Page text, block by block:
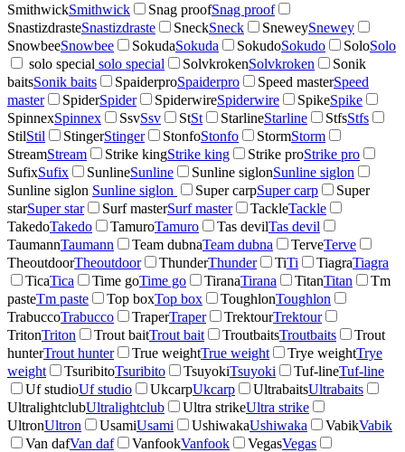
SmithwickSmithwick Snag proofSnag proof
SnastizdrasteSnastizdraste SneckSneck SneweySnewey
SnowbeeSnowbee SokudaSokuda SokudoSokudo SoloSolo
solo special solo special SolvkrokenSolvkroken
Sonik
baitsSonik baits SpaiderproSpaiderpro Speed masterSpeed
master
SpiderSpider SpiderwireSpiderwire SpikeSpike
SpinnexSpinnex SsvSsv StSt StarlineStarline StfsStfs
StilStil StingerStinger StonfoStonfo StormStorm
StreamStream Strike kingStrike king Strike proStrike pro
SufixSufix SunlineSunline Sunline siglonSunline siglon
Sunline siglon Sunline siglon Super carpSuper carp
Super
starSuper star Surf masterSurf master TackleTackle
TakedoTakedo TamuroTamuro Tas devilTas devil
TaumannTaumann Team dubnaTeam dubna TerveTerve
TheoutdoorTheoutdoor ThunderThunder TiTi TiagraTiagra
TicaTica Time goTime go TiranaTirana TitanTitan
Tm
pasteTm paste Top boxTop box ToughlonToughlon
TrabuccoTrabucco TraperTraper TrektourTrektour
TritonTriton Trout baitTrout bait TroutbaitsTroutbaits
Trout
hunterTrout hunter True weightTrue weight Trye weightTrye
weight
TsuribitoTsuribito TsuyokiTsuyoki Tuf-lineTuf-line
Uf studioUf studio UkcarpUkcarp UltrabaitsUltrabaits
UltralightclubUltralightclub Ultra strikeUltra strike
UltronUltron UsamiUsami UshiwakaUshiwaka VabikVabik
Van dafVan daf VanfookVanfook VegasVegas